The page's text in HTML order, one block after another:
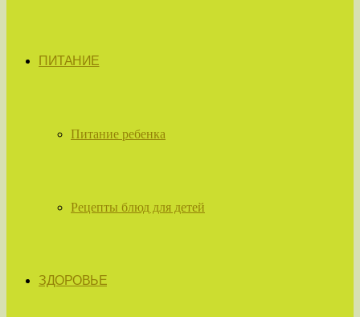
ПИТАНИЕ
Питание ребенка
Рецепты блюд для детей
ЗДОРОВЬЕ